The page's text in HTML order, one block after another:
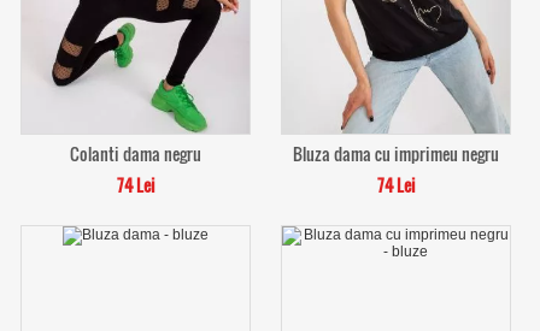
Colanti dama negru
74 Lei
Bluza dama cu imprimeu negru
74 Lei